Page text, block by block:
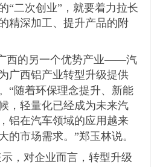
“二次创业” ，就要着力拉长
精深加工、提升产品的附
的另一个优势产业——汽
广西铝产业转型升级提供
“随着环保理念提升、新能
，轻量化已经成为未来汽
铝在汽车领域的应用越来
的市场需求。 ”郑玉林说。
，对企业而言，转型升级